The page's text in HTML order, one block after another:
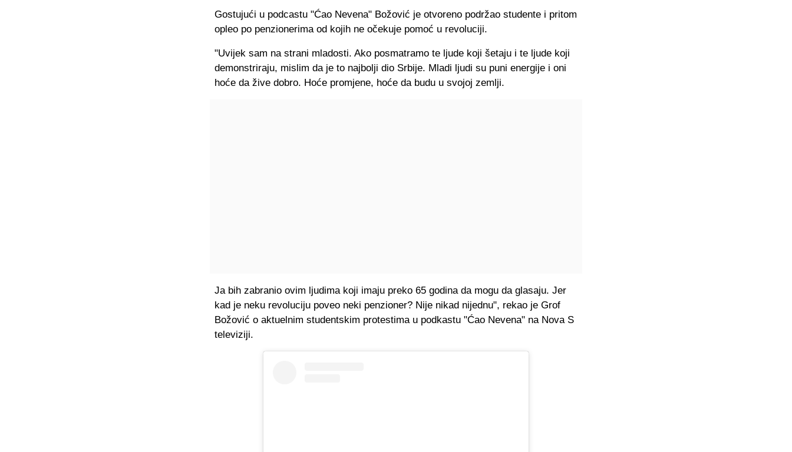
Gostujući u podcastu "Ćao Nevena" Božović je otvoreno podržao studente i pritom
opleo po penzionerima od kojih ne očekuje pomoć u revoluciji.
"Uvijek sam na strani mladosti. Ako posmatramo te ljude koji šetaju i te ljude koji
demonstriraju, mislim da je to najbolji dio Srbije. Mladi ljudi su puni energije i oni
hoće da žive dobro. Hoće promjene, hoće da budu u svojoj zemlji.
Ja bih zabranio ovim ljudima koji imaju preko 65 godina da mogu da glasaju. Jer
kad je neku revoluciju poveo neki penzioner? Nije nikad nijednu", rekao je Grof
Božović o aktuelnim studentskim protestima u podkastu "Ćao Nevena" na Nova S
televiziji.